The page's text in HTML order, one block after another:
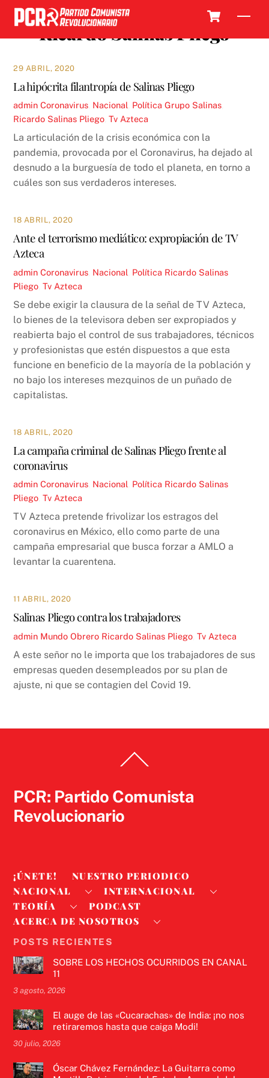
Skip
content Ricardo Salinas Pliego
29 ABRIL, 2020
La hipócrita filantropía de Salinas Pliego
admin Coronavirus Nacional Política Grupo Salinas
Ricardo Salinas Pliego ,Tv Azteca
La articulación de la crisis económica con la
pandemia, provocada por el Coronavirus, ha dejado al
desnudo a la burguesía de todo el planeta, en torno a
cuáles son sus verdaderos intereses.
18 ABRIL, 2020
Ante el terrorismo mediático: expropiación de TV
Azteca
admin Coronavirus Nacional Política Ricardo Salinas
Pliego ,Tv Azteca
Se debe exigir la clausura de la señal de TV Azteca,
lo bienes de la televisora deben ser expropiados y
reabierta bajo el control de sus trabajadores, técnicos
y profesionistas que estén dispuestos a que esta
funcione en beneficio de la mayoría de la población y
no bajo los intereses mezquinos de un puñado de
capitalistas.
18 ABRIL, 2020
La campaña criminal de Salinas Pliego frente al
coronavirus
admin Coronavirus Nacional Política Ricardo Salinas
Pliego ,Tv Azteca
TV Azteca pretende frivolizar los estragos del
coronavirus en México, ello como parte de una
campaña empresarial que busca forzar a AMLO a
levantar la cuarentena.
11 ABRIL, 2020
Salinas Pliego contra los trabajadores
admin Mundo Obrero Ricardo Salinas Pliego ,Tv Azteca
A este señor no le importa que los trabajadores de sus
empresas queden desempleados por su plan de
ajuste, ni que se contagien del Covid 19.
To
PCR: Partido Comunista
Revolucionario
¡ÚNETE!
NUESTRO PERIODICO
NACIONAL
INTERNACIONAL
TEORÍA
PODCAST
ACERCA DE NOSOTROS
POSTS RECIENTES
SOBRE LOS HECHOS OCURRIDOS EN CANAL
11
3 agosto, 2026
El auge de las «Cucarachas» de India: ¡no nos
retiraremos hasta que caiga Modi!
30 julio, 2026
Óscar Chávez Fernández: La Guitarra como